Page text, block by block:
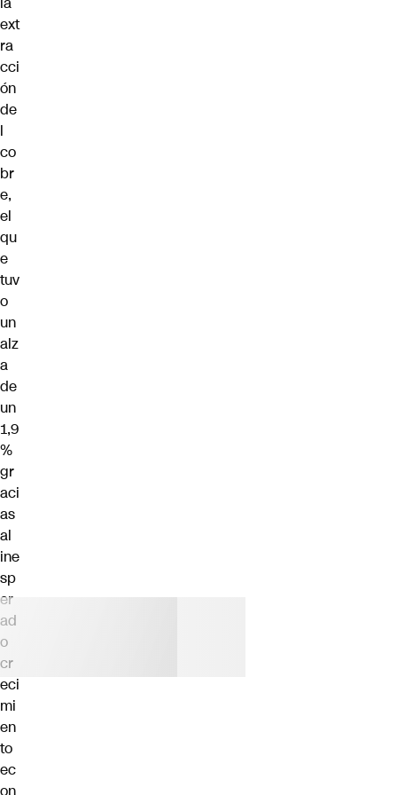
ext
ra
cci
ón
de
l
co
br
e,
el
qu
e
tuv
o
un
alz
a
de
un
1,9
%
gr
aci
as
al
ine
sp
er
ad
o
cr
eci
mi
en
to
ec
on